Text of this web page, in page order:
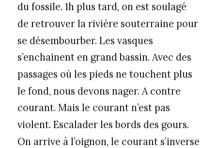
du fossile. 1h plus tard, on est soulagé
de retrouver la rivière souterraine pour
se désembourber. Les vasques
s’enchainent en grand bassin. Avec des
passages où les pieds ne touchent plus
le fond, nous devons nager. A contre
courant. Mais le courant n’est pas
violent. Escalader les bords des gours.
On arrive à l’oignon, le courant s’inverse